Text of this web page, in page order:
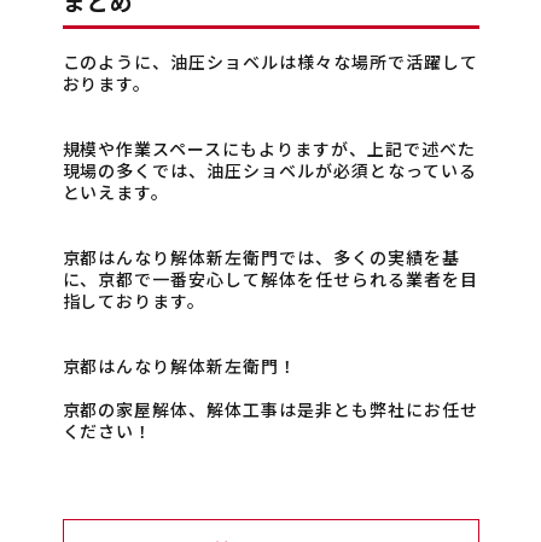
このように、油圧ショベルは様々な場所で活躍して
おります。
規模や作業スペースにもよりますが、上記で述べた
現場の多くでは、油圧ショベルが必須となっている
といえます。
京都はんなり解体新左衛門では、多くの実績を基
に、京都で一番安心して解体を任せられる業者を目
指しております。
京都はんなり解体新左衛門！
京都の家屋解体、解体工事は是非とも弊社にお任せ
ください！